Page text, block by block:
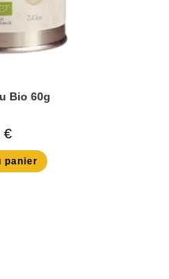
Bio 60g
€
panier